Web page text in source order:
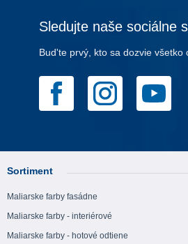
Sledujte naše sociálne
Bud'te prvý, kto sa dozvie všetko
Sortiment
Maliarske farby fasádne
Maliarske farby - interiérové
Maliarske farby - hotové odtiene